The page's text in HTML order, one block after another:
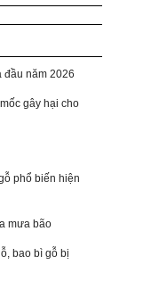
đầu năm 2026
gây hại cho
phổ biến hiện
mưa bão
bao bì gỗ bị